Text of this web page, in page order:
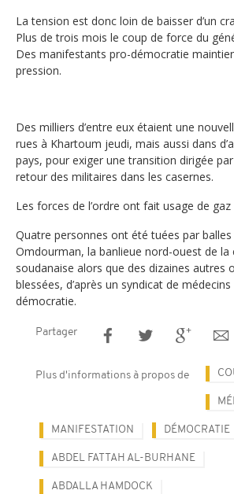
La tension est donc loin de baisser d’un
Plus de trois mois le coup de force du
Des manifestants pro-démocratie
pression.
Des milliers d’entre eux étaient une
rues à Khartoum jeudi, mais aussi dans
pays, pour exiger une transition dirigée
retour des militaires dans les casernes.
Les forces de l’ordre ont fait usage de
Quatre personnes ont été tuées par balles
Omdourman, la banlieue nord-ouest de la
soudanaise alors que des dizaines autres
blessées, d’après un syndicat de
démocratie.
Partager
Plus d'informations à propos de
MANIFESTATION DÉMOCRATIE
ABDEL FATTAH AL-BURHANE
ABDALLA HAMDOCK